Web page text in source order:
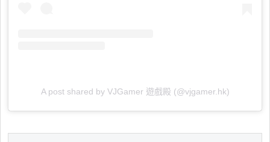
A post shared by VJGamer 遊戲殿 (@vjgamer.hk)